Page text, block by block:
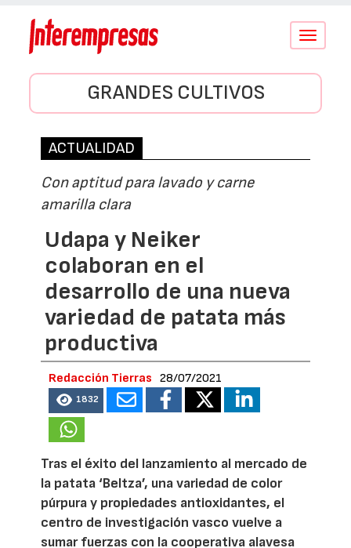
Conmutar
GRANDES CULTIVOS
ACTUALIDAD
Con aptitud para lavado y carne
amarilla clara
Udapa y Neiker
colaboran en el
desarrollo de una nueva
variedad de patata más
productiva
Redacción Tierras 28/07/2021
1832
Tras el éxito del lanzamiento al mercado de
la patata ‘Beltza’, una variedad de color
púrpura y propiedades antioxidantes, el
centro de investigación vasco vuelve a
sumar fuerzas con la cooperativa alavesa